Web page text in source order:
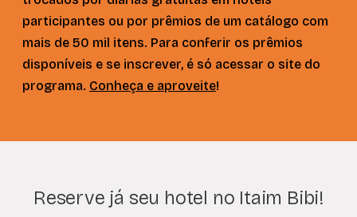
participantes ou por prêmios de um catálogo com
mais de 50 mil itens. Para conferir os prêmios
disponíveis e se inscrever, é só acessar o site do
programa. Conheça e aproveite!
Reserve já seu hotel no Itaim Bibi!